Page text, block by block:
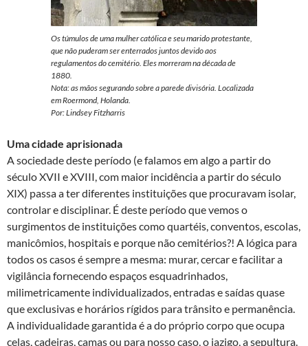
Os túmulos de uma mulher católica e seu marido protestante,
que não puderam ser enterrados juntos devido aos
regulamentos do cemitério. Eles morreram na década de
1880.
Nota: as mãos segurando sobre a parede divisória. Localizada
em Roermond, Holanda.
Por: Lindsey Fitzharris
Uma cidade aprisionada
A sociedade deste período (e falamos em algo a partir do
século XVII e XVIII, com maior incidência a partir do século
XIX) passa a ter diferentes instituições que procuravam isolar,
controlar e disciplinar. É deste período que vemos o
surgimentos de instituições como quartéis, conventos, escolas,
manicômios, hospitais e porque não cemitérios?! A lógica para
todos os casos é sempre a mesma: murar, cercar e facilitar a
vigilância fornecendo espaços esquadrinhados,
milimetricamente individualizados, entradas e saídas quase
que exclusivas e horários rígidos para trânsito e permanência.
A individualidade garantida é a do próprio corpo que ocupa
celas, cadeiras, camas ou para nosso caso, o jazigo, a sepultura.